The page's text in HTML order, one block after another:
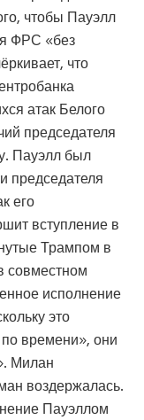
чтобы Пауэлл
ФРС «без
что
атак Белого
председателя
Пауэлл был
председателя
его
вступление в
Трампом в
совместном
исполнение
это
времени», они
Милан
воздержалась.
Пауэллом